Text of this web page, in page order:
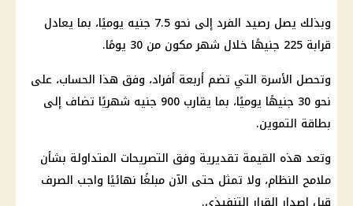
وبذلك يصل رصيد الفرد إلى نحو 7.5 جنيه يوميًا، بما يعادل
قرابة 225 جنيهًا خلال شهر مكون من 30 يومًا.
وتحصل الأسرة التي تضم أربعة أفراد، وفق هذا الحساب، على
نحو 30 جنيهًا يوميًا، بما يقارب 900 جنيه شهريًا تضاف إلى
بطاقة التموين.
وتعد هذه القيمة تقديرية وفق التصريحات المتداولة بشأن
ملامح النظام، ولا تمثل حتى الآن مبلغًا نهائيًا واجب الصرف